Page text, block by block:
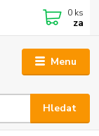
Menu
Hledat
0 ks
za